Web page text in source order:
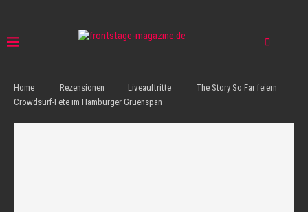
Home Rezensionen Liveauftritte
The Story So Far feiern
Crowdsurf-Fete im Hamburger Gruenspan